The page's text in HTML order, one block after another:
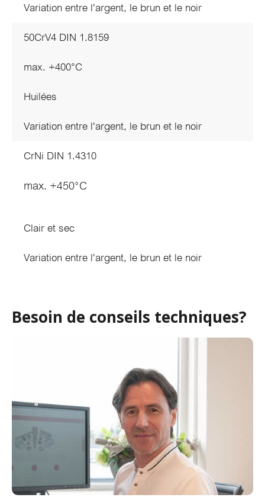
Variation entre l'argent, le brun et le noir
50CrV4 DIN 1.8159
max. +400°C
Huilées
Variation entre l'argent, le brun et le noir
CrNi DIN 1.4310
max. +450°C
Clair et sec
Variation entre l'argent, le brun et le noir
Besoin de conseils techniques?